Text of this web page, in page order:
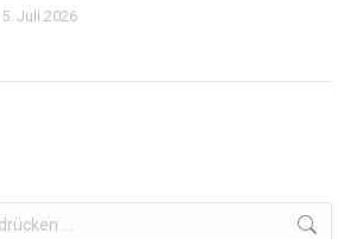
5. Juli 2026